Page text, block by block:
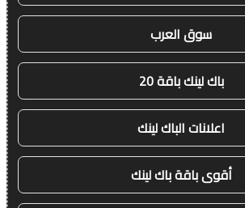
سوق العرب
باك لينك باقة 20
اعلانات الباك لينك
أقوى باقة باك لينك